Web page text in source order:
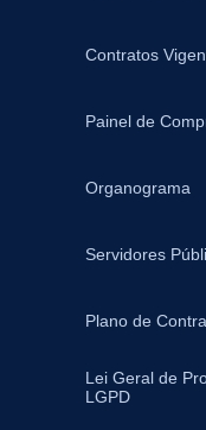
Contratos
Painel de
Organograma
Servidores
Plano de
Lei Geral de
LGPD